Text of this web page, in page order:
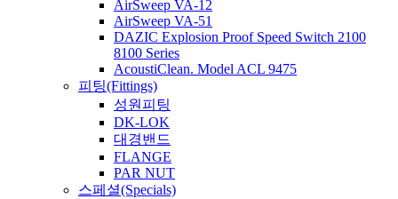
AirSweep VA-12
AirSweep VA-51
DAZIC Explosion Proof Speed Switch 2100
8100 Series
AcoustiClean. Model ACL 9475
피팅(Fittings)
성원피팅
DK-LOK
대경밴드
FLANGE
PAR NUT
스페셜(Specials)